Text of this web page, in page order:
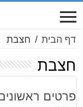
דף הבית / חצבת
חצבת
פרטים